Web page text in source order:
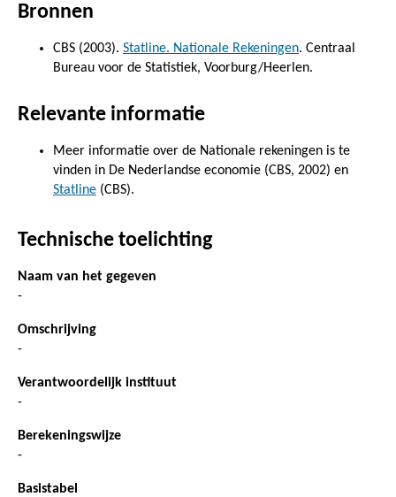
Bronnen
CBS (2003). Statline. Nationale Rekeningen. Centraal
Bureau voor de Statistiek, Voorburg/Heerlen.
Relevante informatie
Meer informatie over de Nationale rekeningen is te
vinden in De Nederlandse economie (CBS, 2002) en
Statline (CBS).
Technische toelichting
Naam van het gegeven
-
Omschrijving
-
Verantwoordelijk instituut
-
Berekeningswijze
-
Basistabel